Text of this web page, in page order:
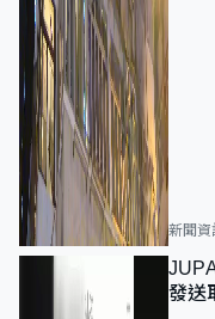
新聞資
發送